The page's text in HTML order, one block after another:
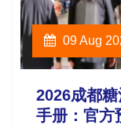
09 Aug
2026成都
手册：官方